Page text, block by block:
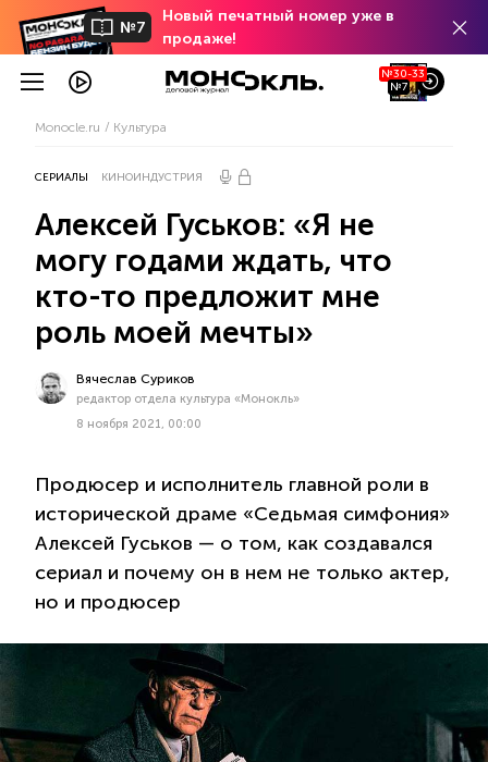
№7
Новый печатный номер уже в
продаже!
№30-33
№7
Monocle.ru Культура
СЕРИАЛЫ КИНОИНДУСТРИЯ
Алексей Гуськов: «Я не
могу годами ждать, что
кто-то предложит мне
роль моей мечты»
Вячеслав Суриков
редактор отдела культура «Монокль»
8 ноября 2021, 00:00
Продюсер и исполнитель главной роли в
исторической драме «Седьмая симфония»
Алексей Гуськов — о том, как создавался
сериал и почему он в нем не только актер,
но и продюсер